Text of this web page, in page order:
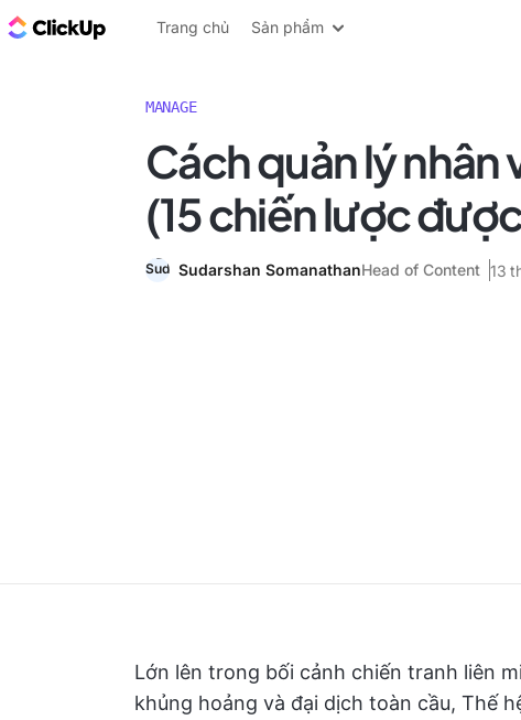
ClickUp Blog
Trang chủ Sản phẩm
MANAGE
Cách quản lý nhân
(15 chiến lược
Sudarshan SomanathanHead of Content 13
Lớn lên trong bối cảnh chiến tranh liên
khủng hoảng và đại dịch toàn cầu, Thế